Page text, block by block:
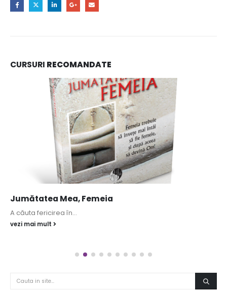
CURSURI RECOMANDATE
Jumătatea Mea, Femeia
A căuta fericirea în...
vezi mai mult